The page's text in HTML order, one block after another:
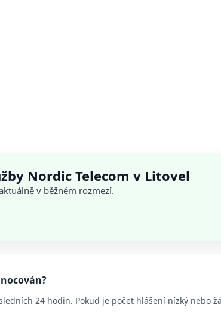
Nordic Telecom v Litovel
v běžném rozmezí.
24 hodin. Pokud je počet hlášení nízký nebo